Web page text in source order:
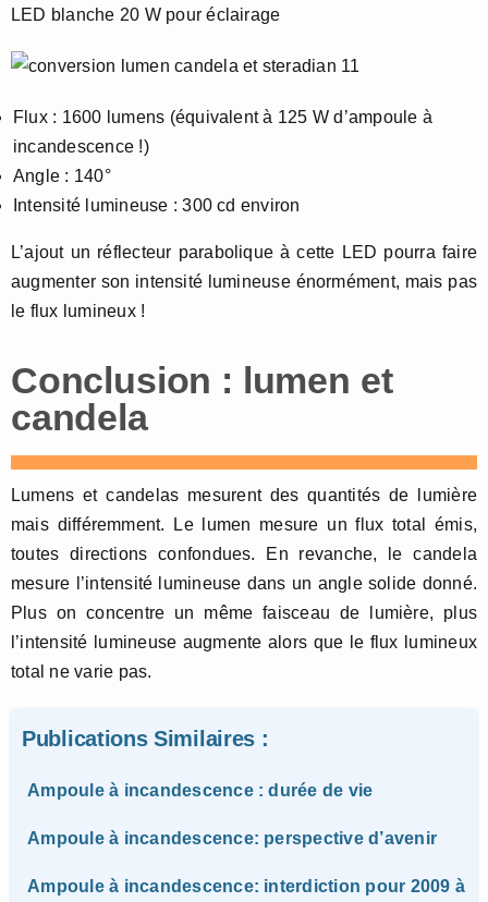
LED blanche 20 W pour éclairage
Flux : 1600 lumens (équivalent à 125 W d’ampoule à
incandescence !)
Angle : 140°
Intensité lumineuse : 300 cd environ
L’ajout un réflecteur parabolique à cette LED pourra faire
augmenter son intensité lumineuse énormément, mais pas
le flux lumineux !
Conclusion : lumen et
candela
Lumens et candelas mesurent des quantités de lumière
mais différemment. Le lumen mesure un flux total émis,
toutes directions confondues. En revanche, le candela
mesure l’intensité lumineuse dans un angle solide donné.
Plus on concentre un même faisceau de lumière, plus
l’intensité lumineuse augmente alors que le flux lumineux
total ne varie pas.
Publications Similaires :
Ampoule à incandescence : durée de vie
Ampoule à incandescence: perspective d’avenir
Ampoule à incandescence: interdiction pour 2009 à